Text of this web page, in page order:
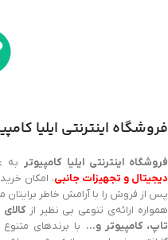
فروشگاه اینترنتی ایلیا
فروشگاه اینترنتی ایلیا کامپیوتر به
دیجیتال و تجهیزات جانبی، امکان
پس از فروش را با آرامش خاطر
همواره ارائه‌ی تنوعی بی نظیر از
تاپ، کامپیوتر و… با برندهای